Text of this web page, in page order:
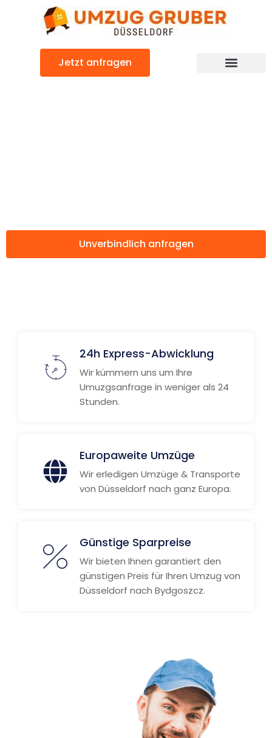
Jetzt anfragen
Unverbindlich anfragen
24h Express-Abwicklung
Wir kümmern uns um Ihre
Umuzgsanfrage in weniger als 24
Stunden.
Europaweite Umzüge
Wir erledigen Umzüge & Transporte
von Düsseldorf nach ganz Europa.
Günstige Sparpreise
Wir bieten Ihnen garantiert den
günstigen Preis für Ihren Umzug von
Düsseldorf nach Bydgoszcz.